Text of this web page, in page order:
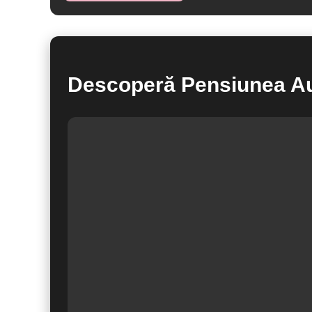
Descoperă Pensiunea